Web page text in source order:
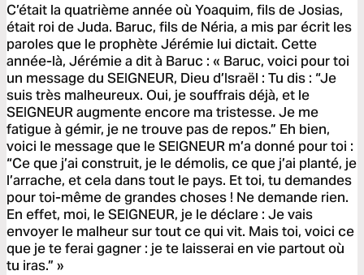
C’était la quatrième année où Yoaquim, fils de Josias,
était roi de Juda. Baruc, fils de Néria, a mis par écrit les
paroles que le prophète Jérémie lui dictait. Cette
année-là, Jérémie a dit à Baruc : « Baruc, voici pour toi
un message du SEIGNEUR, Dieu d’Israël : Tu dis : “Je
suis très malheureux. Oui, je souffrais déjà, et le
SEIGNEUR augmente encore ma tristesse. Je me
fatigue à gémir, je ne trouve pas de repos.” Eh bien,
voici le message que le SEIGNEUR m’a donné pour toi :
“Ce que j’ai construit, je le démolis, ce que j’ai planté, je
l’arrache, et cela dans tout le pays. Et toi, tu demandes
pour toi-même de grandes choses ! Ne demande rien.
En effet, moi, le SEIGNEUR, je le déclare : Je vais
envoyer le malheur sur tout ce qui vit. Mais toi, voici ce
que je te ferai gagner : je te laisserai en vie partout où
tu iras.” »